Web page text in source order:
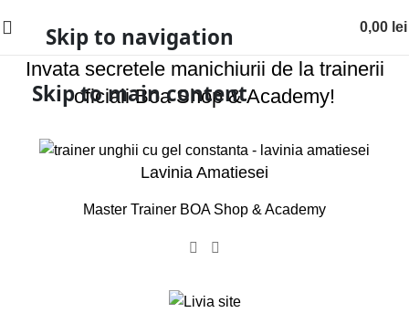
Skip to navigation
Skip to main content
0,00 lei
Invata secretele manichiurii de la trainerii
oficiali Boa Shop & Academy!
Lavinia Amatiesei
Master Trainer BOA Shop & Academy